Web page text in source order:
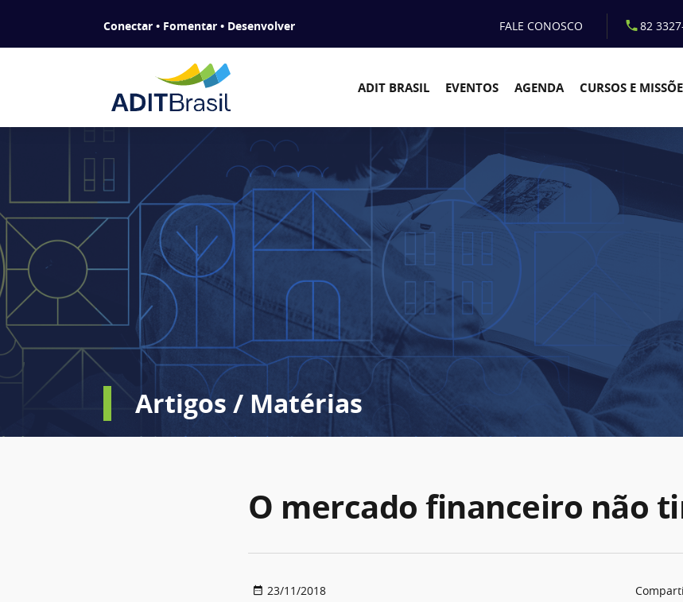
Conectar • Fomentar • Desenvolver FALE CONOSCO 82
ADIT BRASIL EVENTOS AGENDA CURSOS E
Artigos / Matérias
O mercado financeiro não
23/11/2018